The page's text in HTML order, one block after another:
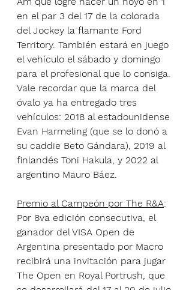
en el par 3 del 17 de la colorada
del Jockey la flamante Ford
Territory. También estará en juego
el vehículo el sábado y domingo
para el profesional que lo consiga.
Vale recordar que la marca del
óvalo ya ha entregado tres
vehículos: 2018 al estadounidense
Evan Harmeling (que se lo donó a
su caddie Beto Gándara), 2019 al
finlandés Toni Hakula, y 2022 al
argentino Mauro Báez.
Premio al Campeón por The R&A:
Por 8va edición consecutiva, el
ganador del VISA Open de
Argentina presentado por Macro
recibirá una invitación para jugar
The Open en Royal Portrush, que